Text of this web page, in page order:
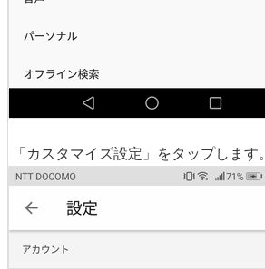
「カスタマイズ設定」をタップします。